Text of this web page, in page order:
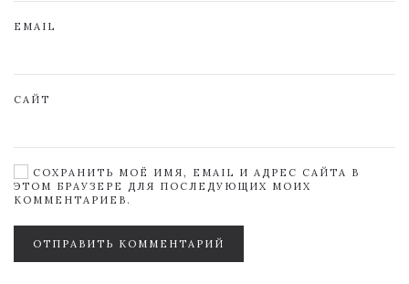
EMAIL
САЙТ
СОХРАНИТЬ МОЁ ИМЯ, EMAIL И АДРЕС САЙТА В
ЭТОМ БРАУЗЕРЕ ДЛЯ ПОСЛЕДУЮЩИХ МОИХ
КОММЕНТАРИЕВ.
ОТПРАВИТЬ КОММЕНТАРИЙ